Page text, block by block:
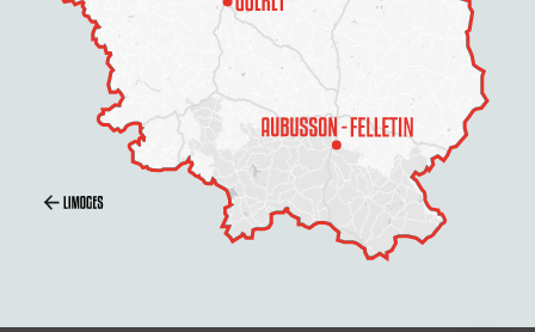
Prestations
Contacter par